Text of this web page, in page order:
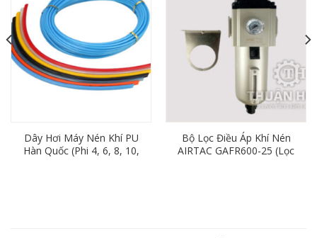
Dây Hơi Máy Nén Khí PU
Hàn Quốc (Phi 4, 6, 8, 10,
Bộ Lọc Điều Áp Khí Nén
AIRTAC GAFR600-25 (Lọc